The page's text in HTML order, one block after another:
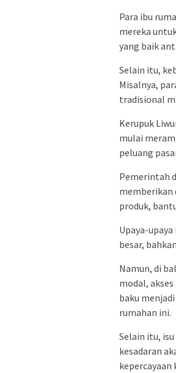
Para ibu
mereka
yang baik
Selain itu,
Misalnya,
tradisional
Kerupuk
mulai
peluang
Pemerintah
memberikan
produk,
Upaya-
besar,
Namun, di
modal,
baku
rumahan ini.
Selain itu,
kesadaran
kepercayaan